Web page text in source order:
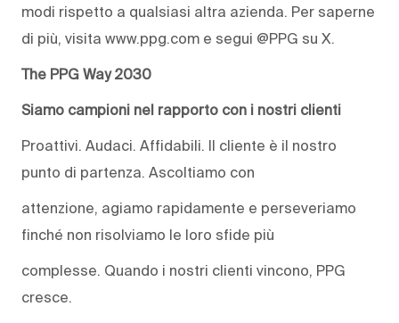
modi rispetto a qualsiasi altra azienda. Per saperne
di più, visita www.ppg.com e segui @PPG su X.
The PPG Way 2030
Siamo campioni nel rapporto con i nostri clienti
Proattivi. Audaci. Affidabili. Il cliente è il nostro
punto di partenza. Ascoltiamo con
attenzione, agiamo rapidamente e perseveriamo
finché non risolviamo le loro sfide più
complesse. Quando i nostri clienti vincono, PPG
cresce.